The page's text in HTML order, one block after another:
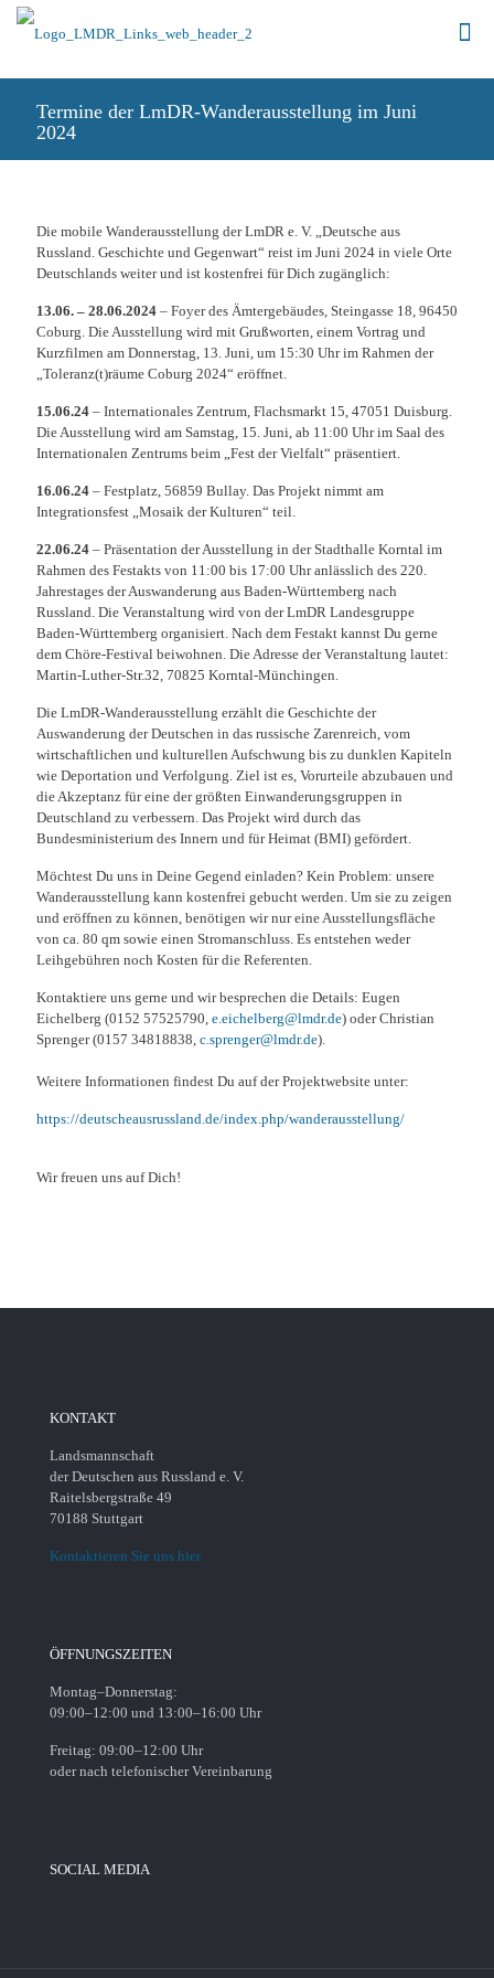
Termine der LmDR-Wanderausstellung im Juni
2024
Die mobile Wanderausstellung der LmDR e. V. „Deutsche aus
Russland. Geschichte und Gegenwart“ reist im Juni 2024 in viele Orte
Deutschlands weiter und ist kostenfrei für Dich zugänglich:
13.06. – 28.06.2024 – Foyer des Ämtergebäudes, Steingasse 18, 96450
Coburg. Die Ausstellung wird mit Grußworten, einem Vortrag und
Kurzfilmen am Donnerstag, 13. Juni, um 15:30 Uhr im Rahmen der
„Toleranz(t)räume Coburg 2024“ eröffnet.
15.06.24 – Internationales Zentrum, Flachsmarkt 15, 47051 Duisburg.
Die Ausstellung wird am Samstag, 15. Juni, ab 11:00 Uhr im Saal des
Internationalen Zentrums beim „Fest der Vielfalt“ präsentiert.
16.06.24 – Festplatz, 56859 Bullay. Das Projekt nimmt am
Integrationsfest „Mosaik der Kulturen“ teil.
22.06.24 – Präsentation der Ausstellung in der Stadthalle Korntal im
Rahmen des Festakts von 11:00 bis 17:00 Uhr anlässlich des 220.
Jahrestages der Auswanderung aus Baden-Württemberg nach
Russland. Die Veranstaltung wird von der LmDR Landesgruppe
Baden-Württemberg organisiert. Nach dem Festakt kannst Du gerne
dem Chöre-Festival beiwohnen. Die Adresse der Veranstaltung lautet:
Martin-Luther-Str.32, 70825 Korntal-Münchingen.
Die LmDR-Wanderausstellung erzählt die Geschichte der
Auswanderung der Deutschen in das russische Zarenreich, vom
wirtschaftlichen und kulturellen Aufschwung bis zu dunklen Kapiteln
wie Deportation und Verfolgung. Ziel ist es, Vorurteile abzubauen und
die Akzeptanz für eine der größten Einwanderungsgruppen in
Deutschland zu verbessern. Das Projekt wird durch das
Bundesministerium des Innern und für Heimat (BMI) gefördert.
Möchtest Du uns in Deine Gegend einladen? Kein Problem: unsere
Wanderausstellung kann kostenfrei gebucht werden. Um sie zu zeigen
und eröffnen zu können, benötigen wir nur eine Ausstellungsfläche
von ca. 80 qm sowie einen Stromanschluss. Es entstehen weder
Leihgebühren noch Kosten für die Referenten.
Kontaktiere uns gerne und wir besprechen die Details: Eugen
Eichelberg (0152 57525790, e.eichelberg@lmdr.de) oder Christian
Sprenger (0157 34818838, c.sprenger@lmdr.de).
Weitere Informationen findest Du auf der Projektwebsite unter:
https://deutscheausrussland.de/index.php/wanderausstellung/
Wir freuen uns auf Dich!
KONTAKT
Landsmannschaft
der Deutschen aus Russland e. V.
Raitelsbergstraße 49
70188 Stuttgart
Kontaktieren Sie uns hier
ÖFFNUNGSZEITEN
Montag–Donnerstag:
09:00–12:00 und 13:00–16:00 Uhr
Freitag: 09:00–12:00 Uhr
oder nach telefonischer Vereinbarung
SOCIAL MEDIA